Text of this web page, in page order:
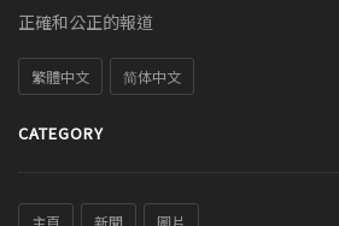
正確和公正的報道
繁體中文 简体中文
CATEGORY